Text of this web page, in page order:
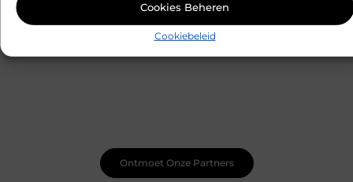
Cookies Beheren
Cookiebeleid
Ontmoet Onze Partners